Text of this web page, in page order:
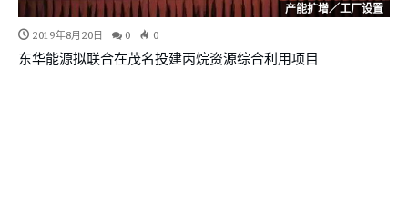
产能扩增／工厂设置
2019年8月20日 0 0
东华能源拟联合在茂名投建丙烷资源综合利用项目